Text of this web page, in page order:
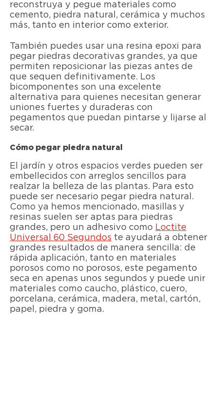
reconstruya y pegue materiales como
cemento, piedra natural, cerámica y muchos
más, tanto en interior como exterior.
También puedes usar una resina epoxi para
pegar piedras decorativas grandes, ya que
permiten reposicionar las piezas antes de
que sequen definitivamente. Los
bicomponentes son una excelente
alternativa para quienes necesitan generar
uniones fuertes y duraderas con
pegamentos que puedan pintarse y lijarse al
secar.
Cómo pegar piedra natural
El jardín y otros espacios verdes pueden ser
embellecidos con arreglos sencillos para
realzar la belleza de las plantas. Para esto
puede ser necesario pegar piedra natural.
Como ya hemos mencionado, masillas y
resinas suelen ser aptas para piedras
grandes, pero un adhesivo como Loctite
Universal 60 Segundos te ayudará a obtener
grandes resultados de manera sencilla: de
rápida aplicación, tanto en materiales
porosos como no porosos, este pegamento
seca en apenas unos segundos y puede unir
materiales como caucho, plástico, cuero,
porcelana, cerámica, madera, metal, cartón,
papel, piedra y goma.